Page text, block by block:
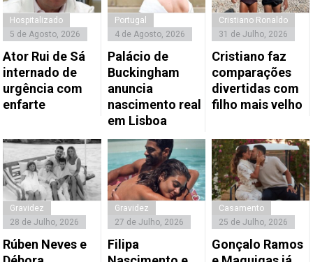
Hospitalizado
5 de Agosto, 2026
Ator Rui de Sá
internado de
urgência com
enfarte
Portugal
4 de Agosto, 2026
Palácio de
Buckingham
anuncia
nascimento real
em Lisboa
Cristiano Ronaldo
31 de Julho, 2026
Cristiano faz
comparações
divertidas com
filho mais velho
Gravidez
28 de Julho, 2026
Rúben Neves e
Gravidez
27 de Julho, 2026
Filipa
Casamento
25 de Julho, 2026
Gonçalo Ramos